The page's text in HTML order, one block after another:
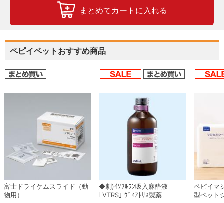
まとめてカートに入れる
ペピイベットおすすめ商品
富士ドライケムスライド（動
物用）
◆劇)ｲｿﾌﾙﾗﾝ吸入麻酔液
｢VTRS｣ ｳﾞｨｱﾄﾘｽ製薬
ペピイマ
型ペット